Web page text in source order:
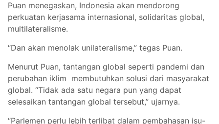
Puan menegaskan, Indonesia akan mendorong
perkuatan kerjasama internasional, solidaritas global,
multilateralisme.
“Dan akan menolak unilateralisme,” tegas Puan.
Menurut Puan, tantangan global seperti pandemi dan
perubahan iklim membutuhkan solusi dari masyarakat
global. “Tidak ada satu negara pun yang dapat
selesaikan tantangan global tersebut,” ujarnya.
“Parlemen perlu lebih terlibat dalam pembahasan isu-